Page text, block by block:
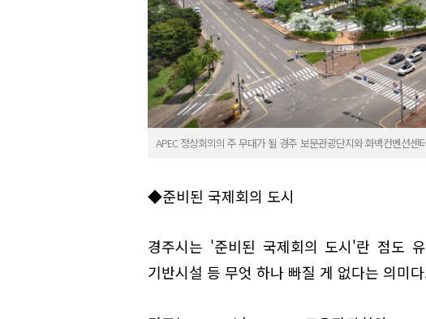
APEC 정상회의의 주 무대가 될 경주 보문관광단지와 화백컨벤션센
◆준비된 국제회의 도시
경주시는 '준비된 국제회의 도시'란 점도
기반시설 등 무엇 하나 빠질 게 없다는 의미